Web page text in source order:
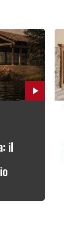
il